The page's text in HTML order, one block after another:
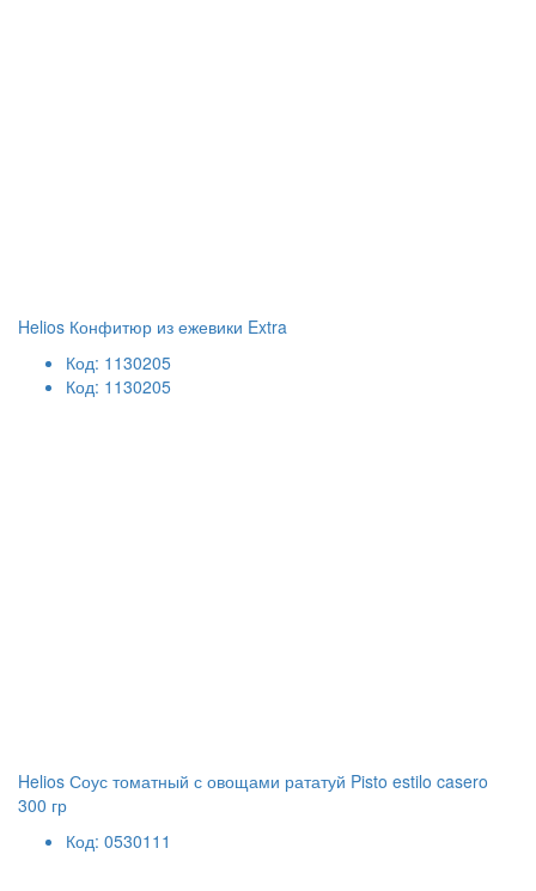
Helios Конфитюр из ежевики Extra
Код: 1130205
Код: 1130205
Helios Соус томатный с овощами рататуй Pisto estilo casero
300 гр
Код: 0530111